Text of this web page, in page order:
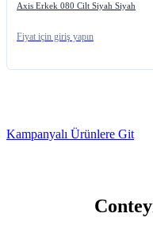
Axis Erkek 080 Cilt Siyah Siyah
Fiyat için giriş yapın
Kampanyalı Ürünlere Git